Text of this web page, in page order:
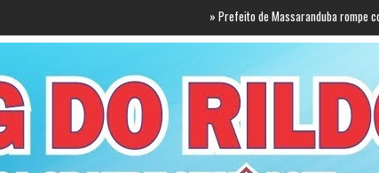
Prefeito de Massaranduba rompe com Lucas